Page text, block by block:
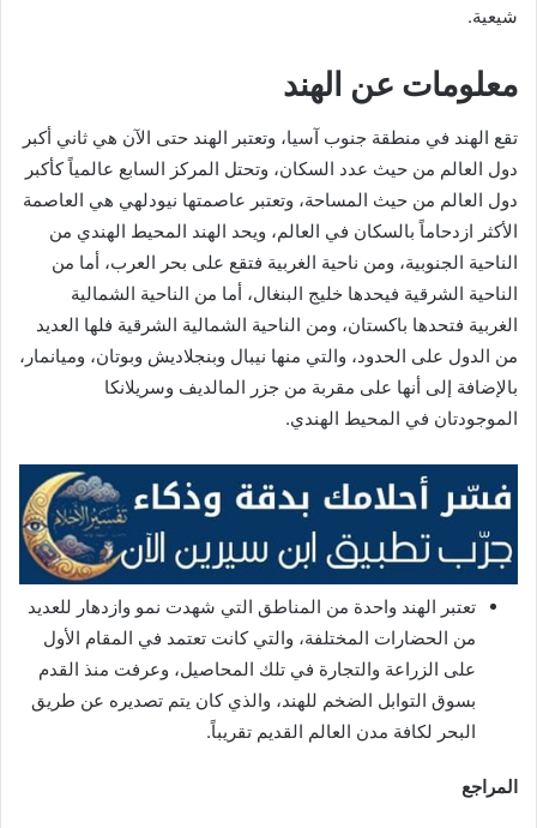
شيعية.
معلومات عن الهند
تقع الهند في منطقة جنوب آسيا، وتعتبر الهند حتى الآن هي ثاني أكبر
دول العالم من حيث عدد السكان، وتحتل المركز السابع عالمياً كأكبر
دول العالم من حيث المساحة، وتعتبر عاصمتها نيودلهي هي العاصمة
الأكثر ازدحاماً بالسكان في العالم، ويحد الهند المحيط الهندي من
الناحية الجنوبية، ومن ناحية الغربية فتقع على بحر العرب، أما من
الناحية الشرقية فيحدها خليج البنغال، أما من الناحية الشمالية
الغربية فتحدها باكستان، ومن الناحية الشمالية الشرقية فلها العديد
من الدول على الحدود، والتي منها نيبال وبنجلاديش وبوتان، وميانمار،
بالإضافة إلى أنها على مقربة من جزر المالديف وسريلانكا
الموجودتان في المحيط الهندي.
تعتبر الهند واحدة من المناطق التي شهدت نمو وازدهار للعديد
من الحضارات المختلفة، والتي كانت تعتمد في المقام الأول
على الزراعة والتجارة في تلك المحاصيل، وعرفت منذ القدم
بسوق التوابل الضخم للهند، والذي كان يتم تصديره عن طريق
البحر لكافة مدن العالم القديم تقريباً.
المراجع